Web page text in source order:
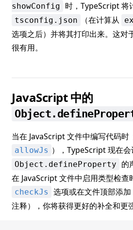
showConfig
时，TypeScript 将
tsconfig.json （在计算从
选项之后）并将其打印出来。这对
很有用。
JavaScript 中的
当在 JavaScript 文件中编写代码时
allowJs ），TypeScript 现在会
Object.defineProperty
的
在 JavaScript 文件中启用类型检查
checkJs 选项或在文件顶部添加
注释），你将获得更好的补全和更